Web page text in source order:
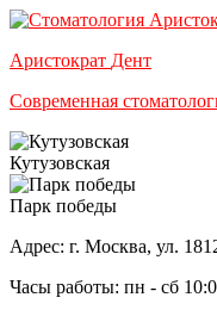
Аристократ Дент
Современная
Кутузовская
Парк победы
Адрес: г. Москва, ул.
Часы работы: пн - сб